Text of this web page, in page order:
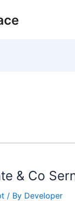
& Co
/ By Developer